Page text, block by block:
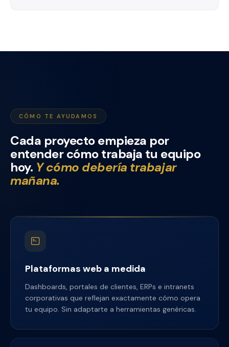
CÓMO TE AYUDAMOS
Cada proyecto empieza por
entender cómo trabaja tu equipo
hoy. Y cómo debería trabajar
mañana.
Plataformas web a medida
Dashboards, portales de clientes, ERPs e intranets
corporativas que reflejan exactamente cómo opera
tu equipo. Sin adaptarte a herramientas genéricas.